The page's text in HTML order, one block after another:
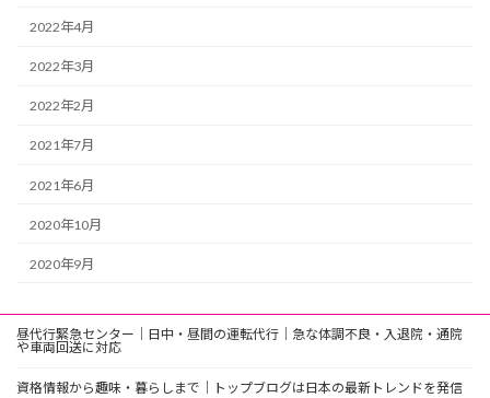
2022年4月
2022年3月
2022年2月
2021年7月
2021年6月
2020年10月
2020年9月
昼代行緊急センター｜日中・昼間の運転代行｜急な体調不良・入退院・通院
や車両回送に対応
資格情報から趣味・暮らしまで｜トップブログは日本の最新トレンドを発信